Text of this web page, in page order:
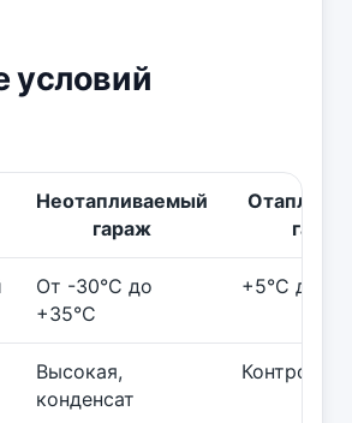
условий
Неотапливаемый
гараж
гараж
От -30°C до
+35°C
+5°C до
Высокая,
конденсат